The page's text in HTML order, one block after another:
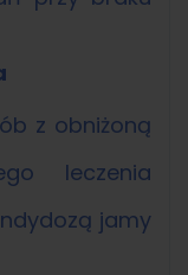
z obniżoną
leczenia
jamy